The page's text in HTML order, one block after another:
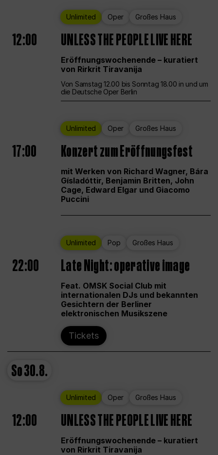
Unlimited Oper Großes Haus
12:00 UNLESS THE PEOPLE LIVE HERE
Eröffnungswochenende – kuratiert
von Rirkrit Tiravanija
Von Samstag 12.00 bis Sonntag 18.00 in und um
die Deutsche Oper Berlin
Unlimited Oper Großes Haus
17:00 Konzert zum Eröffnungsfest
mit Werken von Richard Wagner, Bára
Gísladóttir, Benjamin Britten, John
Cage, Edward Elgar und Giacomo
Puccini
Unlimited Pop Großes Haus
22:00 Late Night: operative image
Feat. OMSK Social Club mit
internationalen DJs und bekannten
Gesichtern der Berliner
elektronischen Musikszene
Tickets
So30.8.
Unlimited Oper Großes Haus
12:00 UNLESS THE PEOPLE LIVE HERE
Eröffnungswochenende – kuratiert
von Rirkrit Tiravanija